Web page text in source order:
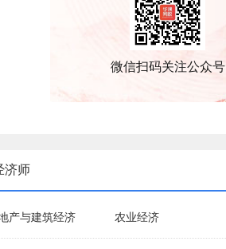
微信扫码关注公众号
济师
产与建筑经济 农业经济